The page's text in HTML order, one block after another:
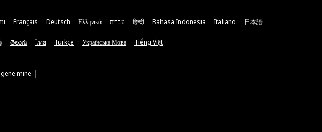
Français Deutsch Ελληνικά עברית हिन्दी Bahasa Indonesia Italiano 日本語
తెలుగు ไทย Türkçe Українська Мова Tiếng Việt
mine